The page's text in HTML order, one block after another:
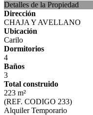
Detalles de la Propiedad
Dirección
CHAJA Y AVELLANO
Ubicación
Carilo
Dormitorios
4
Baños
3
Total construido
223 m²
(REF. CODIGO 233)
Alquiler Temporario